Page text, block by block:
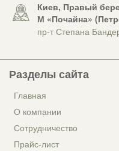
Киев, Правый
М «Почайна»
пр-т Степана
Разделы сайта
Главная
О компании
Сотрудничество
Прайс-лист